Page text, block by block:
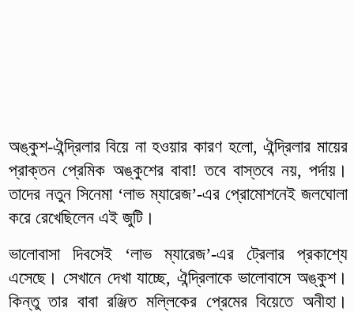
অঙ্কুশ-ঐন্দ্রিলার বিয়ে না হওয়ার কারণ হলো, ঐন্দ্রিলার মায়ের
প্রাক্তন প্রেমিক অঙ্কুশের বাবা! তবে বাস্তবে নয়, পর্দায়।
তাদের নতুন সিনেমা ‘লাভ ম্যারেজ’-এর প্রোমোশনেই জলঘোলা
করে রেখেছিলেন এই জুটি।
ভালোবাসা দিবসেই ‘লাভ ম্যারেজ’-এর ট্রেলার প্রকাশ্যে
এসেছে। সেখানে দেখা যাচ্ছে, ঐন্দ্রিলাকে ভালোবাসে অঙ্কুশ।
কিন্তু তার বাবা রঞ্জিত মল্লিকের প্রেমের বিয়েতে অনীহা।